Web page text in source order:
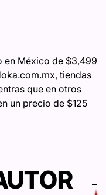
en México de $3,499
tiendas
que en otros
un precio de $125